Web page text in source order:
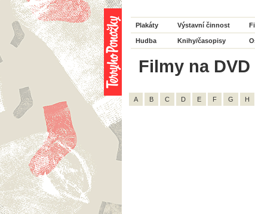
Plakáty Výstavní činnost
Hudba Knihy/časopisy
Filmy na
A B C D E F G H